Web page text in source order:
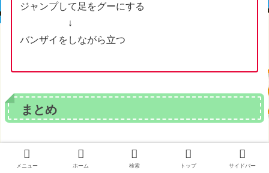
ジャンプして足をグーにする
↓
バンザイをしながら立つ
まとめ
いかがでしたか？
メニュー ホーム 検索 トップ サイドバー